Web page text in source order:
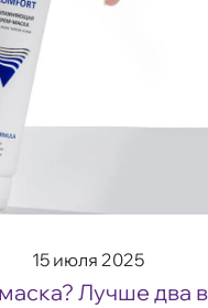
15 июля 2025
Лучше два